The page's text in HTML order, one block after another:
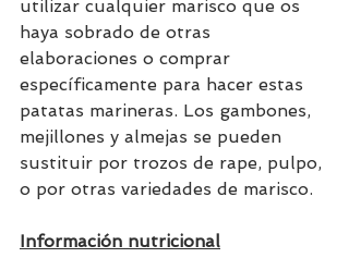
utilizar cualquier marisco que os
haya sobrado de otras
elaboraciones o comprar
específicamente para hacer estas
patatas marineras. Los gambones,
mejillones y almejas se pueden
sustituir por trozos de rape, pulpo,
o por otras variedades de marisco.
Información nutricional